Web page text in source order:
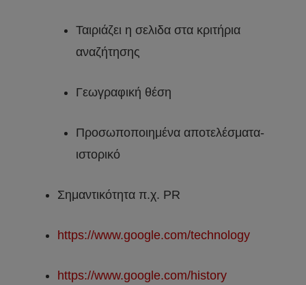
Ταιριάζει η σελιδα στα κριτήρια
αναζήτησης
Γεωγραφική θέση
Προσωποποιημένα αποτελέσματα-
ιστορικό
Σημαντικότητα π.χ. PR
https://www.google.com/technology
https://www.google.com/history